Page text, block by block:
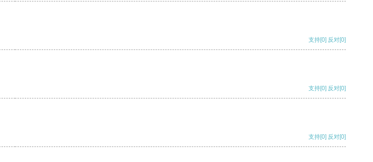
支持[0] 反对[0]
支持[0] 反对[0]
支持[0] 反对[0]